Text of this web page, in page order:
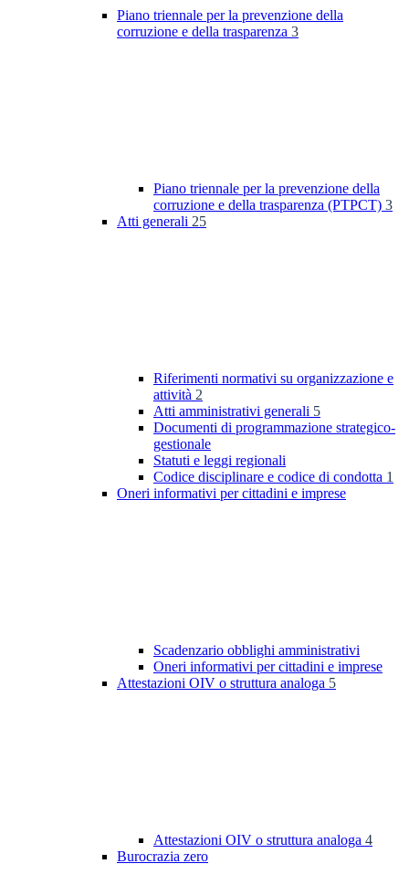
Piano triennale per la prevenzione della
corruzione e della trasparenza 3
Piano triennale per la prevenzione della
corruzione e della trasparenza (PTPCT) 3
Atti generali 25
Riferimenti normativi su organizzazione e
attività 2
Atti amministrativi generali 5
Documenti di programmazione strategico-
gestionale
Statuti e leggi regionali
Codice disciplinare e codice di condotta 1
Oneri informativi per cittadini e imprese
Scadenzario obblighi amministrativi
Oneri informativi per cittadini e imprese
Attestazioni OIV o struttura analoga 5
Attestazioni OIV o struttura analoga 4
Burocrazia zero